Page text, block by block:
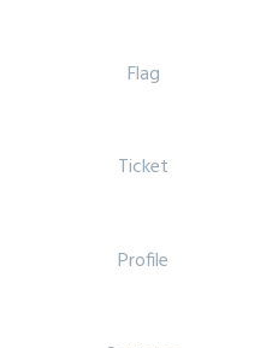
Flag
Ticket
Profile